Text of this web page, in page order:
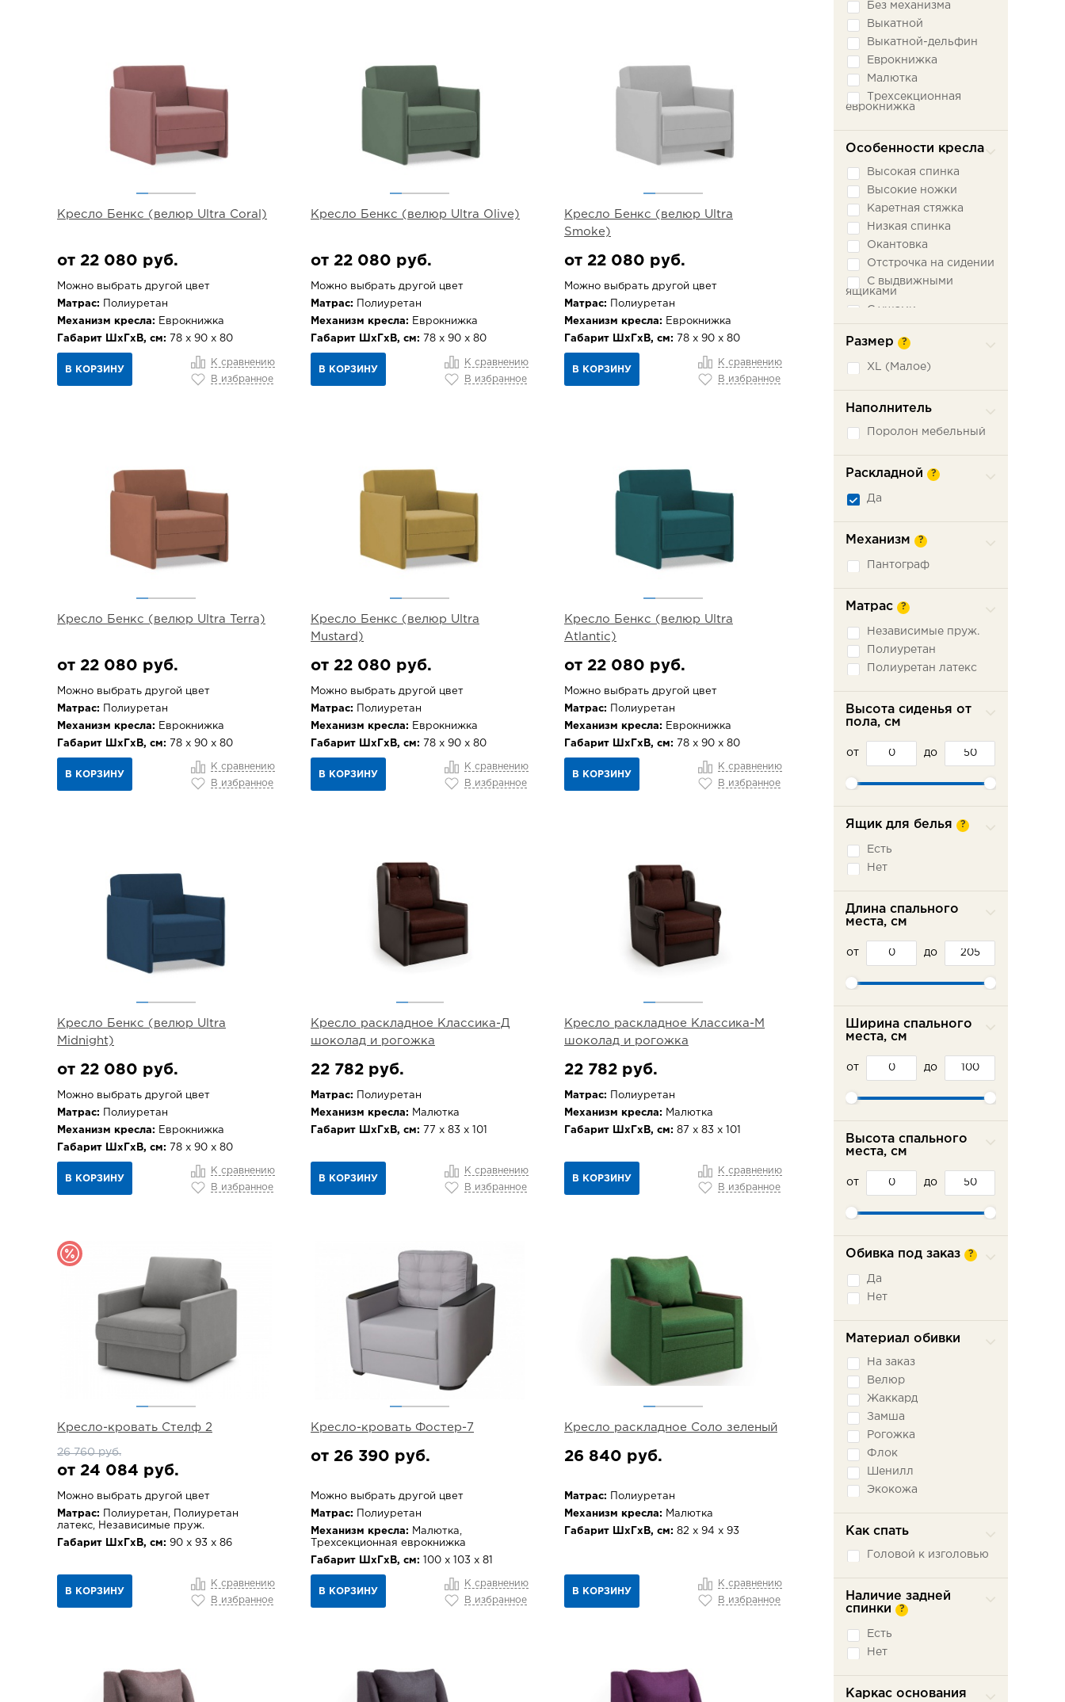
Кресло Бенкс (велюр Ultra Coral)
от 22 080 руб.
Можно выбрать другой цвет
Матрас: Полиуретан
Механизм кресла: Еврокнижка
Габарит ШхГхВ, см: 78 х 90 х 80
В КОРЗИНУ
К сравнению
В избранное
Кресло Бенкс (велюр Ultra Olive)
от 22 080 руб.
Можно выбрать другой цвет
Матрас: Полиуретан
Механизм кресла: Еврокнижка
Габарит ШхГхВ, см: 78 х 90 х 80
В КОРЗИНУ
К сравнению
В избранное
Кресло Бенкс (велюр Ultra
Smoke)
от 22 080 руб.
Можно выбрать другой цвет
Матрас: Полиуретан
Механизм кресла: Еврокнижка
Габарит ШхГхВ, см: 78 х 90 х 80
В КОРЗИНУ
К сравнению
В избранное
Кресло Бенкс (велюр Ultra Terra)
от 22 080 руб.
Можно выбрать другой цвет
Матрас: Полиуретан
Механизм кресла: Еврокнижка
Габарит ШхГхВ, см: 78 х 90 х 80
В КОРЗИНУ
К сравнению
В избранное
Кресло Бенкс (велюр Ultra
Mustard)
от 22 080 руб.
Можно выбрать другой цвет
Матрас: Полиуретан
Механизм кресла: Еврокнижка
Габарит ШхГхВ, см: 78 х 90 х 80
В КОРЗИНУ
К сравнению
В избранное
Кресло Бенкс (велюр Ultra
Atlantic)
от 22 080 руб.
Можно выбрать другой цвет
Матрас: Полиуретан
Механизм кресла: Еврокнижка
Габарит ШхГхВ, см: 78 х 90 х 80
В КОРЗИНУ
К сравнению
В избранное
Кресло Бенкс (велюр Ultra
Midnight)
от 22 080 руб.
Можно выбрать другой цвет
Матрас: Полиуретан
Механизм кресла: Еврокнижка
Габарит ШхГхВ, см: 78 х 90 х 80
В КОРЗИНУ
К сравнению
В избранное
Кресло раскладное Классика-Д
шоколад и рогожка
22 782 руб.
Матрас: Полиуретан
Механизм кресла: Малютка
Габарит ШхГхВ, см: 77 х 83 х 101
В КОРЗИНУ
К сравнению
В избранное
Кресло раскладное Классика-М
шоколад и рогожка
22 782 руб.
Матрас: Полиуретан
Механизм кресла: Малютка
Габарит ШхГхВ, см: 87 х 83 х 101
В КОРЗИНУ
К сравнению
В избранное
Кресло-кровать Стелф 2
26 760 руб.
от 24 084 руб.
Можно выбрать другой цвет
Матрас: Полиуретан, Полиуретан
латекс, Независимые пруж.
Габарит ШхГхВ, см: 90 х 93 х 86
В КОРЗИНУ
К сравнению
В избранное
Кресло-кровать Фостер-7
от 26 390 руб.
Можно выбрать другой цвет
Матрас: Полиуретан
Механизм кресла: Малютка,
Трехсекционная еврокнижка
Габарит ШхГхВ, см: 100 х 103 х 81
В КОРЗИНУ
К сравнению
В избранное
Кресло раскладное Соло зеленый
26 840 руб.
Матрас: Полиуретан
Механизм кресла: Малютка
Габарит ШхГхВ, см: 82 х 94 х 93
В КОРЗИНУ
К сравнению
В избранное
Без механизма
Выкатной
Выкатной-дельфин
Еврокнижка
Малютка
Трехсекционная
еврокнижка
Особенности кресла
Высокая спинка
Высокие ножки
Каретная стяжка
Низкая спинка
Окантовка
Отстрочка на сидении
С выдвижными
ящиками
С ушами
Размер ?
XL (Малое)
Наполнитель
Поролон мебельный
Раскладной ?
Да
Механизм ?
Пантограф
Матрас ?
Независимые пруж.
Полиуретан
Полиуретан латекс
Высота сиденья от
пола, см
от до
Ящик для белья ?
Есть
Нет
Длина спального
места, см
от до
Ширина спального
места, см
от до
Высота спального
места, см
от до
Обивка под заказ ?
Да
Нет
Материал обивки
На заказ
Велюр
Жаккард
Замша
Рогожка
Флок
Шенилл
Экокожа
Как спать
Головой к изголовью
Наличие задней
спинки
?
Есть
Нет
Каркас основания